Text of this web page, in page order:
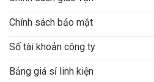
Chính sách bảo mật
Số tài khoản công ty
Bảng giá sỉ linh kiện